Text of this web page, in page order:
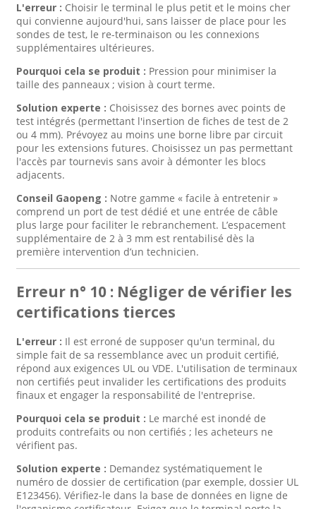
L'erreur : Choisir le terminal le plus petit et le moins cher
qui convienne aujourd'hui, sans laisser de place pour les
sondes de test, le re-terminaison ou les connexions
supplémentaires ultérieures.
Pourquoi cela se produit : Pression pour minimiser la
taille des panneaux ; vision à court terme.
Solution experte : Choisissez des bornes avec points de
test intégrés (permettant l'insertion de fiches de test de 2
ou 4 mm). Prévoyez au moins une borne libre par circuit
pour les extensions futures. Choisissez un pas permettant
l'accès par tournevis sans avoir à démonter les blocs
adjacents.
Conseil Gaopeng : Notre gamme « facile à entretenir »
comprend un port de test dédié et une entrée de câble
plus large pour faciliter le rebranchement. L’espacement
supplémentaire de 2 à 3 mm est rentabilisé dès la
première intervention d’un technicien.
Erreur n° 10 : Négliger de vérifier les
certifications tierces
L'erreur : Il est erroné de supposer qu'un terminal, du
simple fait de sa ressemblance avec un produit certifié,
répond aux exigences UL ou VDE. L'utilisation de terminaux
non certifiés peut invalider les certifications des produits
finaux et engager la responsabilité de l'entreprise.
Pourquoi cela se produit : Le marché est inondé de
produits contrefaits ou non certifiés ; les acheteurs ne
vérifient pas.
Solution experte : Demandez systématiquement le
numéro de dossier de certification (par exemple, dossier UL
E123456). Vérifiez-le dans la base de données en ligne de